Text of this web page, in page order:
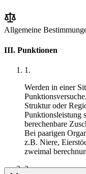
Allgemeine
III. Punktionen
1 .
Werden in einer
Struktur oder
Punktionsleistung
berechenbare
Bei paarigen
z.B. Niere,
zweimal
2.